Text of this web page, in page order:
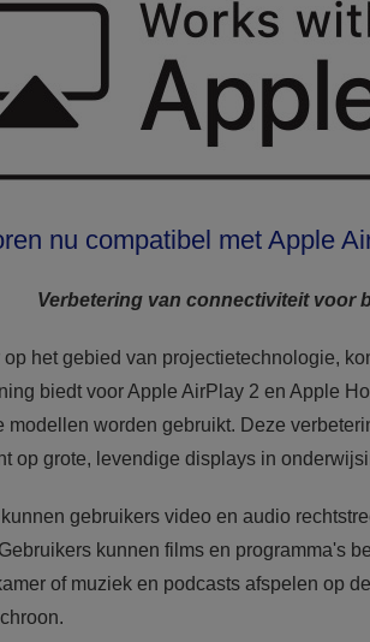
nu compatibel met Apple
Verbetering van connectiviteit voor
het gebied van projectietechnologie,
biedt voor Apple AirPlay 2 en Apple
modellen worden gebruikt. Deze
op grote, levendige displays in
gebruikers video en audio
kunnen films en programma's
of muziek en podcasts afspelen op